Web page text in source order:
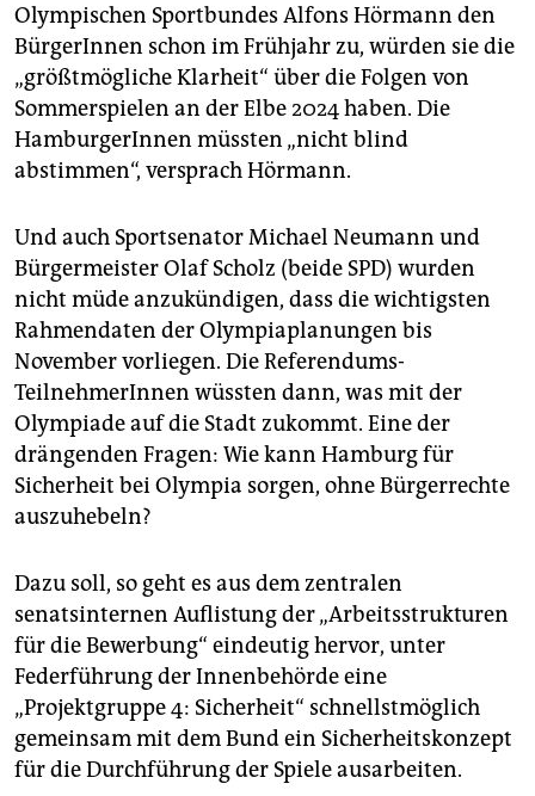
Olympischen Sportbundes Alfons Hörmann den
BürgerInnen schon im Frühjahr zu, würden sie die
„größtmögliche Klarheit“ über die Folgen von
Sommerspielen an der Elbe 2024 haben. Die
HamburgerInnen müssten „nicht blind
abstimmen“, versprach Hörmann.
Und auch Sportsenator Michael Neumann und
Bürgermeister Olaf Scholz (beide SPD) wurden
nicht müde anzukündigen, dass die wichtigsten
Rahmendaten der Olympiaplanungen bis
November vorliegen. Die Referendums-
TeilnehmerInnen wüssten dann, was mit der
Olympiade auf die Stadt zukommt. Eine der
drängenden Fragen: Wie kann Hamburg für
Sicherheit bei Olympia sorgen, ohne Bürgerrechte
auszuhebeln?
Dazu soll, so geht es aus dem zentralen
senatsinternen Auflistung der „Arbeitsstrukturen
für die Bewerbung“ eindeutig hervor, unter
Federführung der Innenbehörde eine
„Projektgruppe 4: Sicherheit“ schnellstmöglich
gemeinsam mit dem Bund ein Sicherheitskonzept
für die Durchführung der Spiele ausarbeiten.